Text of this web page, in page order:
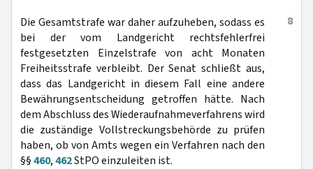
8
Die Gesamtstrafe war daher aufzuheben, sodass es
bei der vom Landgericht rechtsfehlerfrei
festgesetzten Einzelstrafe von acht Monaten
Freiheitsstrafe verbleibt. Der Senat schließt aus,
dass das Landgericht in diesem Fall eine andere
Bewährungsentscheidung getroffen hätte. Nach
dem Abschluss des Wiederaufnahmeverfahrens wird
die zuständige Vollstreckungsbehörde zu prüfen
haben, ob von Amts wegen ein Verfahren nach den
§§460,462StPO einzuleiten ist.